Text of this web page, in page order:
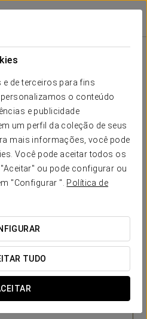
de terceiros para fins
o conteúdo
e publicidade
um perfil da coleção de seus
mais informações, você pode
Você pode aceitar todos os
ou pode configurar ou
"Configurar ". Política de
TUDO
que necessita
oferece623 quartos
todos os tipos de hóspedes.
elegante e luminoso com uma
tranquilidade, relaxamento e
procura uma experiência
no sexto piso, criadas por
um ambiente refinado e
que evocam a essência